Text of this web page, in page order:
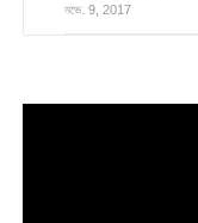
নভে. 9, 2017